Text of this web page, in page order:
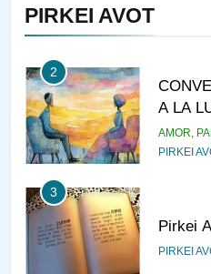
PIRKEI AVOT
2
A LA
AMOR,
PIRKEI
3
Pirkei
PIRKEI